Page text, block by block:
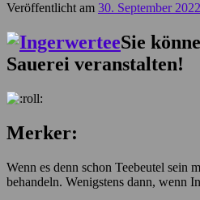
Veröffentlicht am 30. September 2022
Sie
Sauerei veranstalten!
Merker:
Wenn es denn schon Teebeutel sein
behandeln. Wenigstens dann, wenn